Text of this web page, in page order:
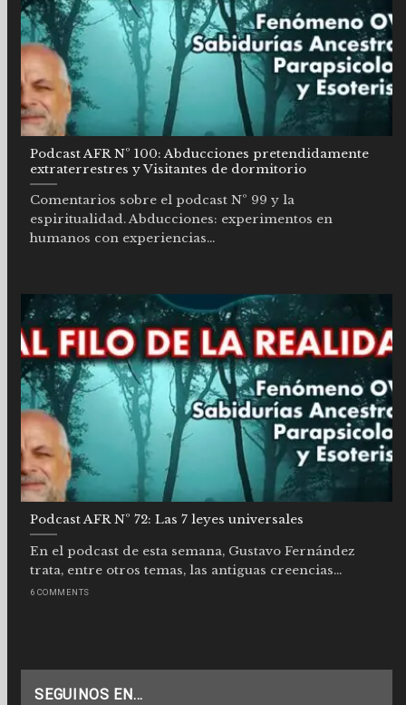
Podcast AFR Nº 100: Abducciones pretendidamente
extraterrestres y Visitantes de dormitorio
Comentarios sobre el podcast Nº 99 y la
espiritualidad. Abducciones: experimentos en
humanos con experiencias...
Podcast AFR Nº 72: Las 7 leyes universales
En el podcast de esta semana, Gustavo Fernández
trata, entre otros temas, las antiguas creencias...
6 COMMENTS
SEGUINOS EN…